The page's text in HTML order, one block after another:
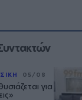
05/08
για